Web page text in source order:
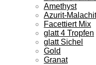
Amethyst
Azurit-Malachit
Facettiert Mix
glatt 4 Tropfen
glatt Sichel
Gold
Granat